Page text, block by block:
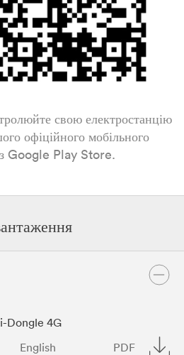
свою електростанцію
офіційного мобільного
з Google Play Store.
Dongle 4G
English PDF